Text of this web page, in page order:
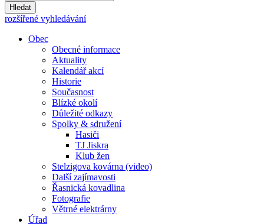
Hledat
rozšířené vyhledávání
Obec
Obecné informace
Aktuality
Kalendář akcí
Historie
Současnost
Blízké okolí
Důležité odkazy
Spolky & sdružení
Hasiči
TJ Jiskra
Klub žen
Stelzigova kovárna (video)
Další zajímavosti
Řasnická kovadlina
Fotografie
Větrné elektrárny
Úřad